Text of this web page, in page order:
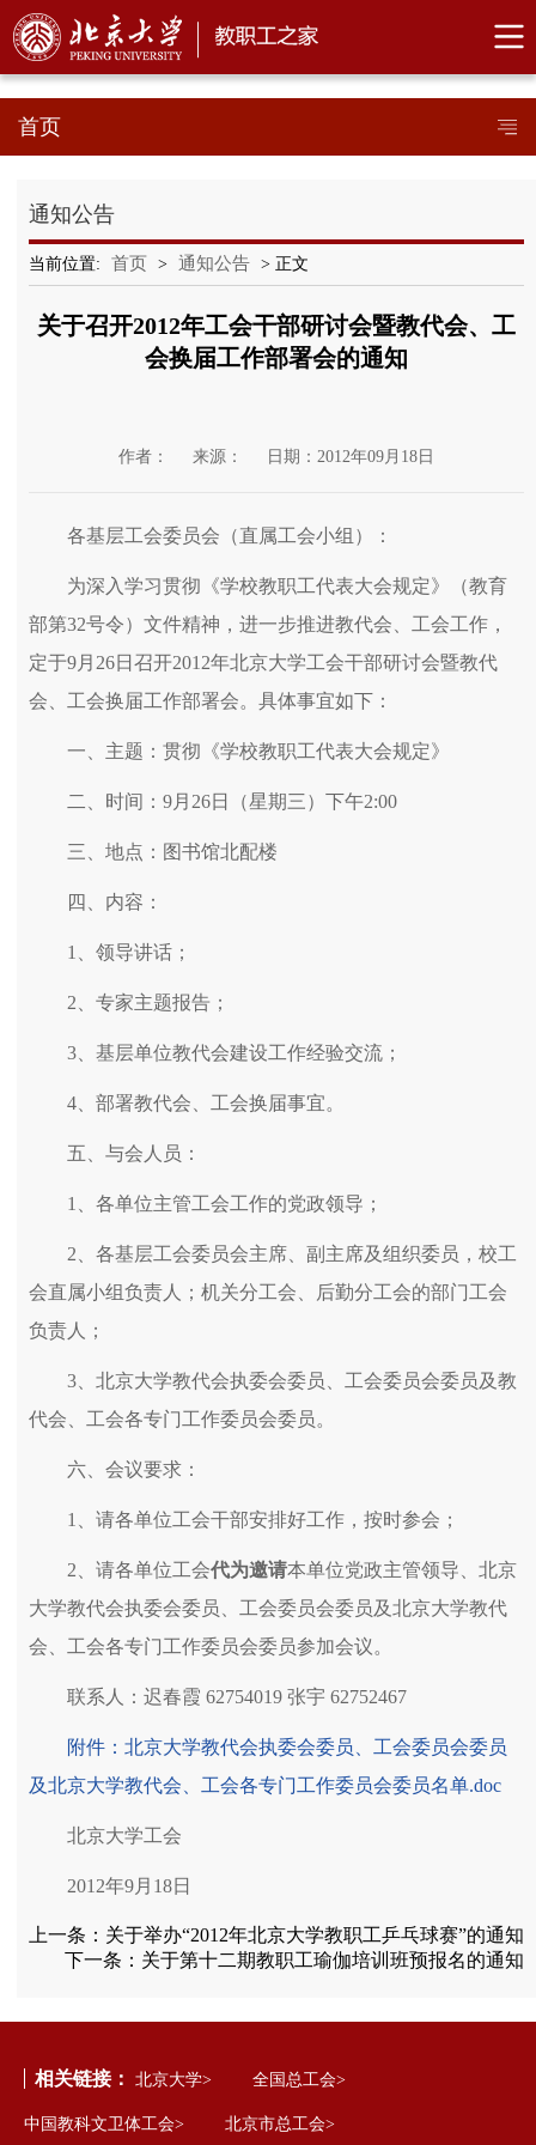
首页
通知公告
当前位置: 首页 > 通知公告 > 正文
关于召开2012年工会干部研讨会暨教代会、工
会换届工作部署会的通知
作者： 来源： 日期：2012年09月18日
各基层工会委员会（直属工会小组）：
为深入学习贯彻《学校教职工代表大会规定》（教育
部第32号令）文件精神，进一步推进教代会、工会工作，
定于9月26日召开2012年北京大学工会干部研讨会暨教代
会、工会换届工作部署会。具体事宜如下：
一、主题：贯彻《学校教职工代表大会规定》
二、时间：9月26日（星期三）下午2:00
三、地点：图书馆北配楼
四、内容：
1、领导讲话；
2、专家主题报告；
3、基层单位教代会建设工作经验交流；
4、部署教代会、工会换届事宜。
五、与会人员：
1、各单位主管工会工作的党政领导；
2、各基层工会委员会主席、副主席及组织委员，校工
会直属小组负责人；机关分工会、后勤分工会的部门工会
负责人；
3、北京大学教代会执委会委员、工会委员会委员及教
代会、工会各专门工作委员会委员。
六、会议要求：
1、请各单位工会干部安排好工作，按时参会；
2、请各单位工会代为邀请本单位党政主管领导、北京
大学教代会执委会委员、工会委员会委员及北京大学教代
会、工会各专门工作委员会委员参加会议。
联系人：迟春霞 62754019 张宇 62752467
附件：北京大学教代会执委会委员、工会委员会委员
及北京大学教代会、工会各专门工作委员会委员名单.doc
北京大学工会
2012年9月18日
上一条： 关于举办“2012年北京大学教职工乒乓球赛”的通知
下一条： 关于第十二期教职工瑜伽培训班预报名的通知
相关链接： 北京大学> 全国总工会>
中国教科文卫体工会> 北京市总工会>